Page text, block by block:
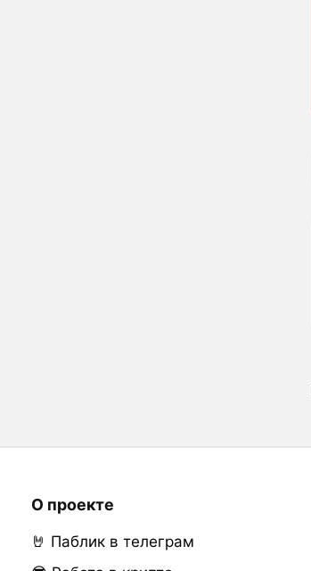
О проекте
🤘 Паблик в телеграм